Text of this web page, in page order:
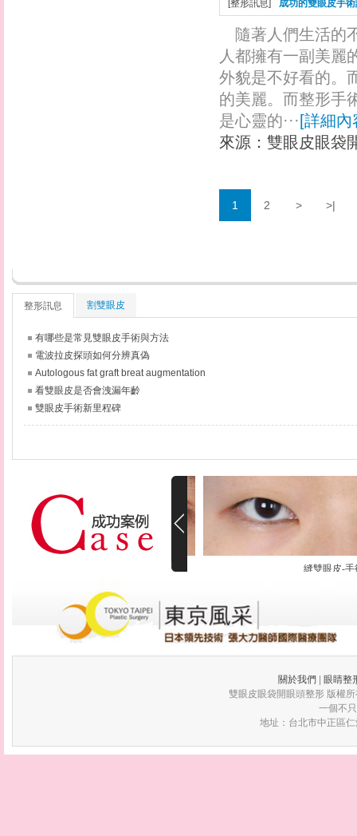
[整形訊息] 成功的雙眼皮手
隨著人們生活的
人都擁有一副美麗
外貌是不好看的。
的美麗。而整形手
是心靈的··· [詳細內
來源： 雙眼皮眼袋
1 2 > >|
整形訊息 割雙眼皮
有哪些是常見雙眼皮手術與方法
電波拉皮探頭如何分辨真偽
Autologous fat graft breat augmentation
看雙眼皮是否會洩漏年齡
雙眼皮手術新里程碑
縫雙眼皮-手
關於我們
眼睛整
雙眼皮眼袋開眼頭整形 版權
一個不
地址：台北市中正區